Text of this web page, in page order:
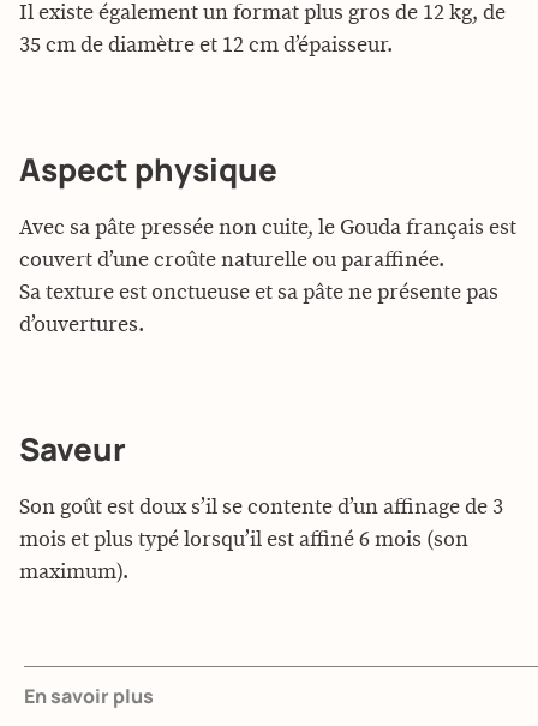
Il existe également un format plus gros de 12 kg, de
35 cm de diamètre et 12 cm d’épaisseur.
Aspect physique
Avec sa pâte pressée non cuite, le Gouda français est
couvert d’une croûte naturelle ou paraffinée.
Sa texture est onctueuse et sa pâte ne présente pas
d’ouvertures.
Saveur
Son goût est doux s’il se contente d’un affinage de 3
mois et plus typé lorsqu’il est affiné 6 mois (son
maximum).
En savoir plus